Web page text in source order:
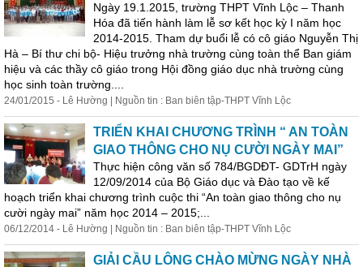
Ngày 19.1.2015, trường THPT Vĩnh Lộc – Thanh
Hóa đã tiến hành làm lễ sơ kết học kỳ I năm học
2014-2015. Tham dự buổi lễ có cô giáo Nguyễn Thị
Hà – Bí thư chi bộ- Hiệu trưởng nhà trường cùng toàn thể Ban giám
hiệu và các thầy cô giáo trong Hội đồng giáo dục nhà trường cùng
học sinh toàn trường....
24/01/2015 - Lê Hường | Nguồn tin : Ban biên tập-THPT Vĩnh Lộc
TRIỂN KHAI CHƯƠNG TRÌNH “ AN TOÀN
GIAO THÔNG CHO NỤ CƯỜI NGÀY MAI”
Thực hiện công văn số 784/BGDĐT- GDTrH ngày
12/09/2014 của Bộ Giáo dục và Đào tạo về kế
hoạch triển khai chương trình cuộc thi “An toàn giao thông cho nụ
cười ngày mai” năm học 2014 – 2015;...
06/12/2014 - Lê Hường | Nguồn tin : Ban biên tập-THPT Vĩnh Lộc
GIẢI CẦU LÔNG CHÀO MỪNG NGÀY NHÀ